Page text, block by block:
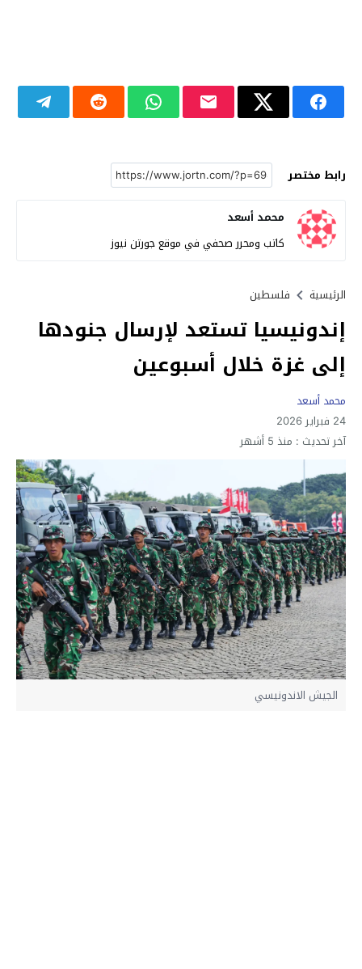
رابط مختصر
محمد أسعد
كاتب ومحرر صحفي في موقع جورتن نيوز
الرئيسية فلسطين
إندونيسيا تستعد لإرسال جنودها
إلى غزة خلال أسبوعين
محمد أسعد
24 فبراير 2026
آخر تحديث : منذ 5 أشهر
الجيش الاندونيسي